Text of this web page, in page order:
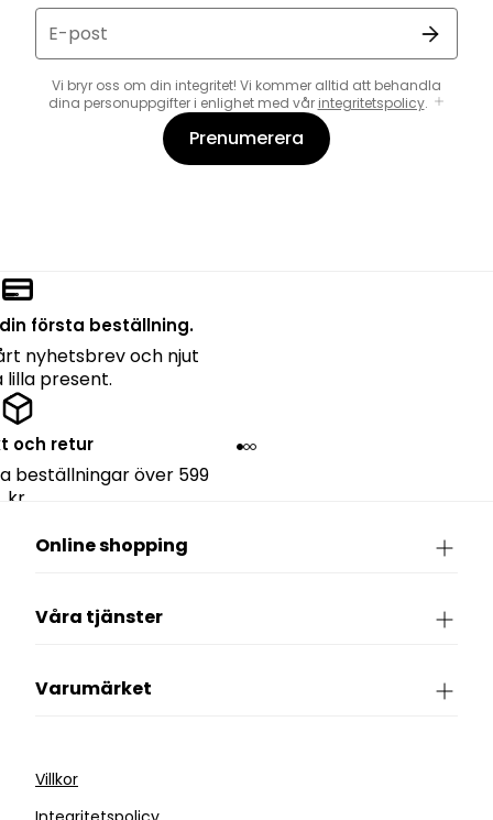
E-post
Vi bryr oss om din integritet! Vi kommer alltid att behandla
dina personuppgifter i enlighet med vår integritetspolicy.
Prenumerera
första beställning.
nyhetsbrev och njut
lilla present.
och retur
beställningar över 599
kr.
Online shopping
Våra tjänster
Varumärket
Villkor